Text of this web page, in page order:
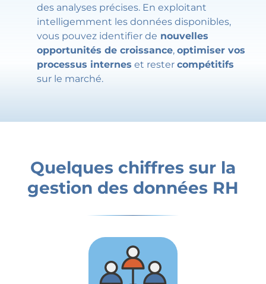
des analyses précises. En exploitant
intelligemment les données disponibles,
vous pouvez identifier de nouvelles
opportunités de croissance, optimiser vos
processus internes et rester compétitifs
sur le marché.
Quelques chiffres sur la
gestion des données RH